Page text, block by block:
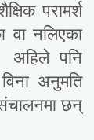
परामर्श
वा नलिएका
अहिले पनि
अनुमति
छन्